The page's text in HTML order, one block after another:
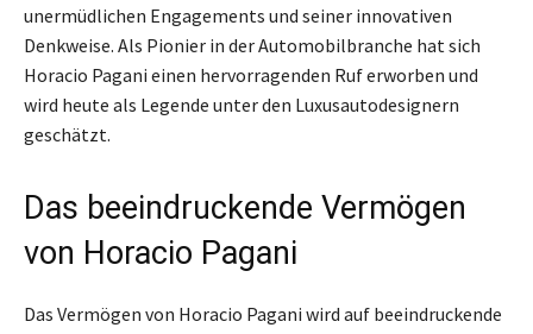
unermüdlichen Engagements und seiner innovativen
Denkweise. Als Pionier in der Automobilbranche hat sich
Horacio Pagani einen hervorragenden Ruf erworben und
wird heute als Legende unter den Luxusautodesignern
geschätzt.
Das beeindruckende Vermögen
von Horacio Pagani
Das Vermögen von Horacio Pagani wird auf beeindruckende